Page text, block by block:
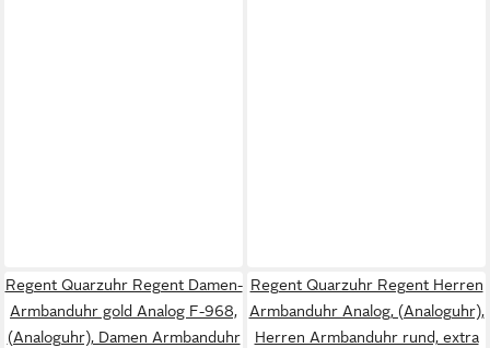
Regent Quarzuhr Regent Damen-
Armbanduhr gold Analog F-968,
(Analoguhr), Damen Armbanduhr
Regent Quarzuhr Regent Herren
Armbanduhr Analog, (Analoguhr),
Herren Armbanduhr rund, extra